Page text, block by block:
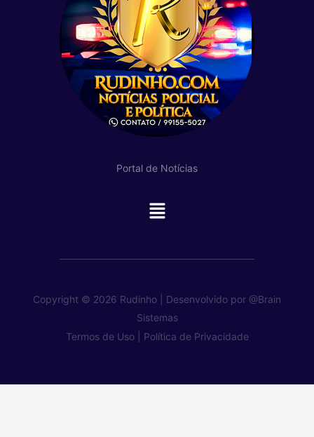
Portal de Notícias
Main
Copyright © 2026 Rudinho | Desenvolvido por @Brain
Sistemas
Termos de Uso |
Política de Privacidade